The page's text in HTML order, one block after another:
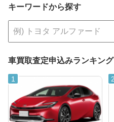
キーワードから探す
車買取査定申込みランキング